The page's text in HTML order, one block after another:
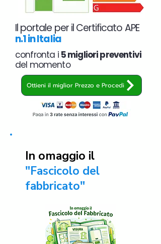
Il portale per il Certificato APE
n.1 in Italia
confronta i 5 migliori preventivi
del momento
Ottieni il miglior Prezzo e Procedi
In omaggio il
"Fascicolo del
fabbricato"